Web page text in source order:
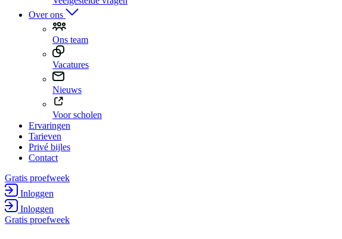
Over ons
Ons team
Vacatures
Nieuws
Voor scholen
Ervaringen
Tarieven
Privé bijles
Contact
Gratis proefweek
Inloggen
Inloggen
Gratis proefweek